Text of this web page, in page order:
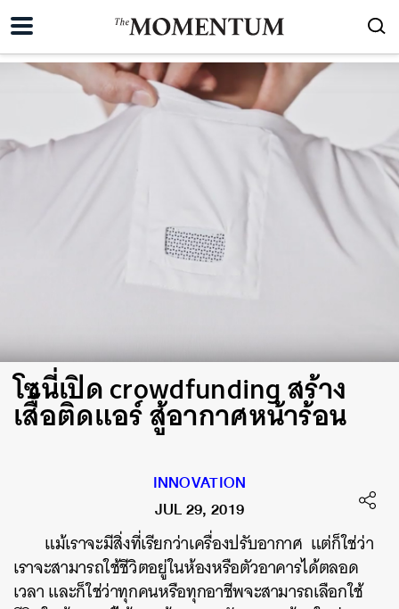
โซนี่เปิด crowdfunding สร้าง
เสื้อติดแอร์ สู้อากาศหน้าร้อน
INNOVATION
JUL 29, 2019
แม้เราจะมีสิ่งที่เรียกว่าเครื่องปรับอากาศ แต่ก็ใช่ว่า
เราจะสามารถใช้ชีวิตอยู่ในห้องหรือตัวอาคารได้ตลอด
เวลา และก็ใช่ว่าทุกคนหรือทุกอาชีพจะสามารถเลือกใช้